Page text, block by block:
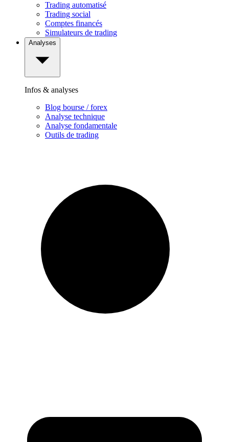
Trading automatisé
Trading social
Comptes financés
Simulateurs de trading
Analyses
Infos & analyses
Blog bourse / forex
Analyse technique
Analyse fondamentale
Outils de trading